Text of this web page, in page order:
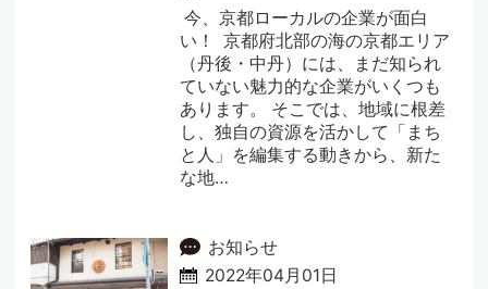
今、京都ローカルの企業が面白
い！ 京都府北部の海の京都エリア
（丹後・中丹）には、まだ知られ
ていない魅力的な企業がいくつも
あります。 そこでは、地域に根差
し、独自の資源を活かして「まち
と人」を編集する動きから、新た
な地…
お知らせ
2022年04月01日